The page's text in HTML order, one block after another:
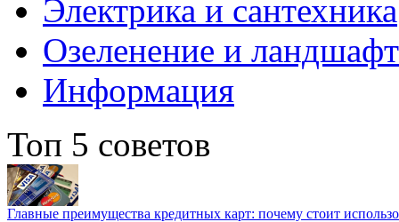
Электрика и сантехника
Озеленение и
Информация
Топ 5 советов
Главные преимущества кредитных карт: почему стоит